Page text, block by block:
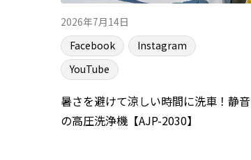
2026年7月14日
Facebook
Instagram
YouTube
暑さを避けて涼しい時間に洗車！静音
の高圧洗浄機【AJP-2030】